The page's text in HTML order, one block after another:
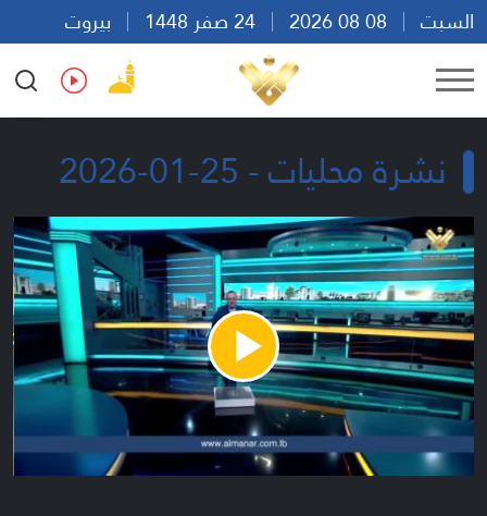
السبت
بيروت
01:32
Ar En Fr Es
نشرة محليات - 25-01-2026
Play
Video